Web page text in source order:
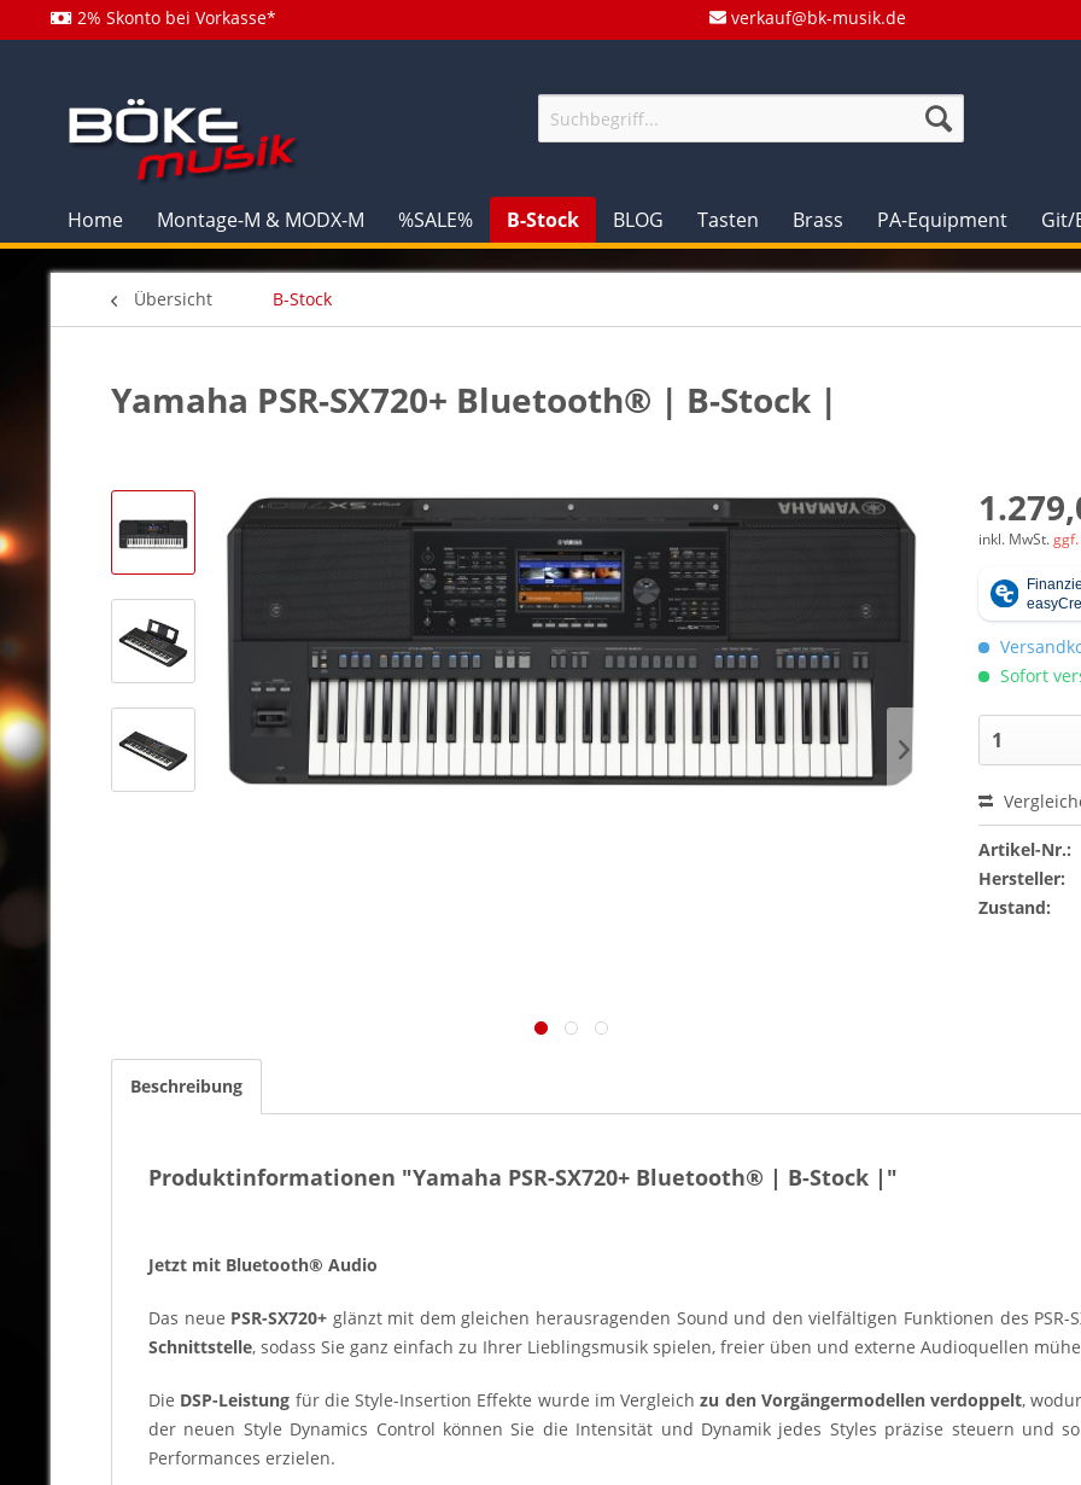
2% Skonto bei Vorkasse* verkauf@bk-musik.de
Home Montage-M & MODX-M %SALE% B-Stock BLOG Tasten Brass PA-Equipment Git/
Übersicht B-Stock
Yamaha PSR-SX720+ Bluetooth® | B-Stock |
inkl. MwSt.
Sofort
Artikel-Nr.:
Hersteller:
Zustand:
Beschreibung
Produktinformationen "Yamaha PSR-SX720+ Bluetooth® | B-Stock |"
Jetzt mit Bluetooth® Audio
Das neue PSR-SX720+ glänzt mit dem gleichen herausragenden Sound und den vielfältigen Funktionen des PSR-
Schnittstelle, sodass Sie ganz einfach zu Ihrer Lieblingsmusik spielen, freier üben und externe Audioquellen
Die DSP-Leistung für die Style-Insertion Effekte wurde im Vergleichzu den Vorgängermodellen verdoppelt,
der neuen Style Dynamics Control können Sie die Intensität und Dynamik jedes Styles präzise steuern und
Performances erzielen.